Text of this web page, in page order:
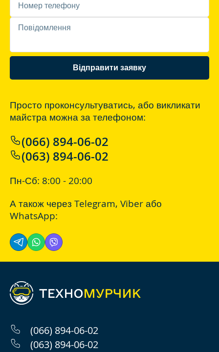
Відправити заявку
Просто проконсультуватись, або викликати
майстра можна за телефоном:
(066) 894-06-02
(063) 894-06-02
Пн-Сб: 8:00 - 20:00
А також черезTelegram,Viberабо
WhatsApp:
(066) 894-06-02
(063) 894-06-02